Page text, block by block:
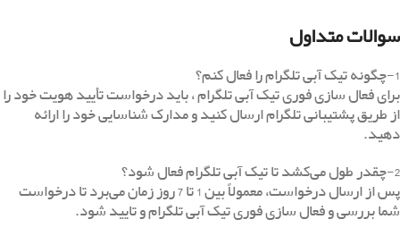
سوالات متداول
1-چگونه تیک آبی تلگرام را فعال کنم؟
برای فعال سازی فوری تیک آبی تلگرام ، باید درخواست تأیید هویت خود را
از طریق پشتیبانی تلگرام ارسال کنید و مدارک شناسایی خود را ارائه
دهید.
2-چقدر طول می‌کشد تا تیک آبی تلگرام فعال شود؟
پس از ارسال درخواست، معمولاً بین 1 تا 7 روز زمان می‌برد تا درخواست
شما بررسی و فعال سازی فوری تیک آبی تلگرام و تایید شود.